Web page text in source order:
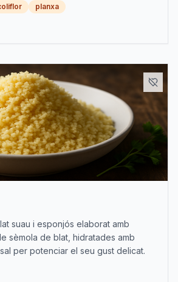
planxa
suau i esponjós elaborat amb
sèmola de blat, hidratades amb
per potenciar el seu gust delicat.